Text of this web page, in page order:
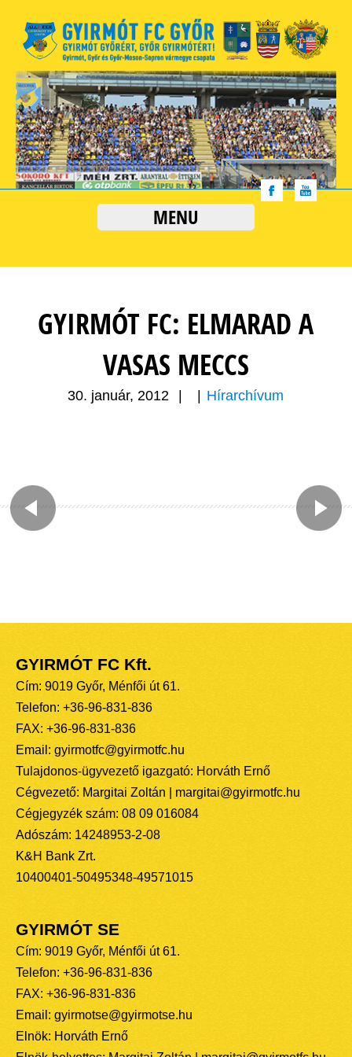
MENU
GYIRMÓT FC: ELMARAD A
VASAS MECCS
30. január, 2012 Hírarchívum
GYIRMÓT FC Kft.
Cím: 9019 Győr, Ménfői út 61.
Telefon: +36-96-831-836
FAX: +36-96-831-836
Email: gyirmotfc@gyirmotfc.hu
Tulajdonos-ügyvezető igazgató: Horváth Ernő
Cégvezető: Margitai Zoltán | margitai@gyirmotfc.hu
Cégjegyzék szám: 08 09 016084
Adószám: 14248953-2-08
K&H Bank Zrt.
10400401-50495348-49571015
GYIRMÓT SE
Cím: 9019 Győr, Ménfői út 61.
Telefon: +36-96-831-836
FAX: +36-96-831-836
Email: gyirmotse@gyirmotse.hu
Elnök: Horváth Ernő